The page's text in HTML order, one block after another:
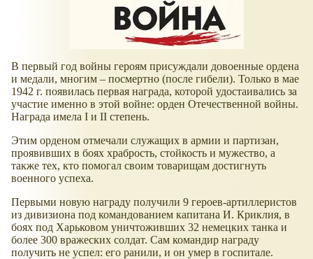
В первый год войны героям присуждали довоенные ордена
и медали, многим – посмертно (после гибели). Только в мае
1942 г. появилась первая награда, которой удостаивались за
участие именно в этой войне: орден Отечественной войны.
Награда имела I и II степень.
Этим орденом отмечали служащих в армии и партизан,
проявивших в боях храбрость, стойкость и мужество, а
также тех, кто помогал своим товарищам достигнуть
военного успеха.
Первыми новую награду получили 9 героев-артиллеристов
из дивизиона под командованием капитана И. Криклия, в
боях под Харьковом уничтоживших 32 немецких танка и
более 300 вражеских солдат. Сам командир награду
получить не успел: его ранили, и он умер в госпитале.